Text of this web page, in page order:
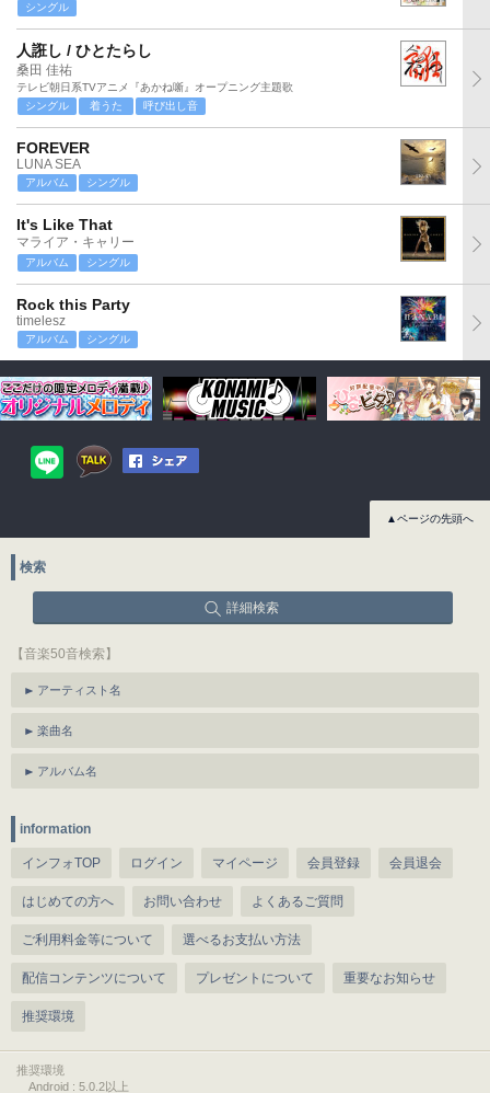
シングル
人誑し / ひとたらし
桑田 佳祐
テレビ朝日系TVアニメ『あかね噺』オープニング主題歌
シングル
着うた 呼び出し音
FOREVER
LUNA SEA
アルバム シングル
It's Like That
マライア・キャリー
アルバム シングル
Rock this Party
timelesz
アルバム シングル
▲ページの先頭へ
検索
詳細検索
【音楽50音検索】
アーティスト名
楽曲名
アルバム名
information
インフォTOP ログイン マイページ 会員登録 会員退会
はじめての方へ お問い合わせ よくあるご質問
ご利用料金等について 選べるお支払い方法
配信コンテンツについて プレゼントについて 重要なお知らせ
推奨環境
推奨環境
Android : 5.0.2以上